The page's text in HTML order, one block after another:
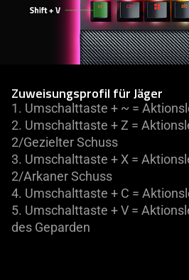
Zuweisungsprofil für Jäger
1. Umschalttaste + ~ =
2. Umschalttaste + Z =
2/Gezielter Schuss
3. Umschalttaste + X =
2/Arkaner Schuss
4. Umschalttaste + C =
5. Umschalttaste + V =
des Geparden